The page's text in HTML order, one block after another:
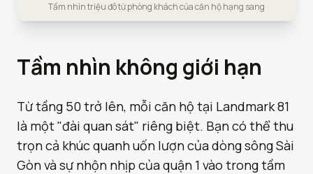
Tầm nhìn triệu đô từ phòng khách của căn hộ hạng sang
Tầm nhìn không giới hạn
Từ tầng 50 trở lên, mỗi căn hộ tại Landmark 81
là một "đài quan sát" riêng biệt. Bạn có thể thu
trọn cả khúc quanh uốn lượn của dòng sông Sài
Gòn và sự nhộn nhịp của quận 1 vào trong tầm